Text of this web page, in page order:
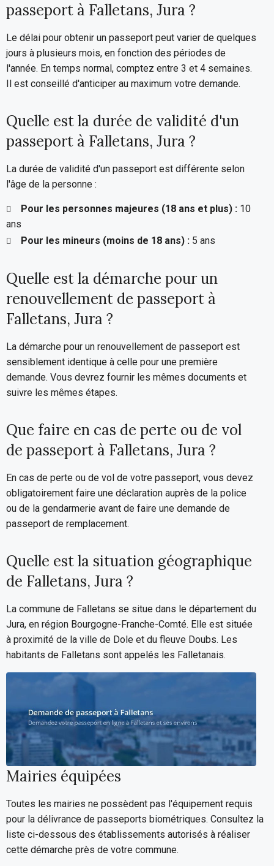
passeport à Falletans, Jura ?
Le délai pour obtenir un passeport peut varier de quelques
jours à plusieurs mois, en fonction des périodes de
l'année. En temps normal, comptez entre 3 et 4 semaines.
Il est conseillé d'anticiper au maximum votre demande.
Quelle est la durée de validité d'un
passeport à Falletans, Jura ?
La durée de validité d'un passeport est différente selon
l'âge de la personne :
Pour les personnes majeures (18 ans et plus) : 10
ans
Pour les mineurs (moins de 18 ans) : 5 ans
Quelle est la démarche pour un
renouvellement de passeport à
Falletans, Jura ?
La démarche pour un renouvellement de passeport est
sensiblement identique à celle pour une première
demande. Vous devrez fournir les mêmes documents et
suivre les mêmes étapes.
Que faire en cas de perte ou de vol
de passeport à Falletans, Jura ?
En cas de perte ou de vol de votre passeport, vous devez
obligatoirement faire une déclaration auprès de la police
ou de la gendarmerie avant de faire une demande de
passeport de remplacement.
Quelle est la situation géographique
de Falletans, Jura ?
La commune de Falletans se situe dans le département du
Jura, en région Bourgogne-Franche-Comté. Elle est située
à proximité de la ville de Dole et du fleuve Doubs. Les
habitants de Falletans sont appelés les Falletanais.
Mairies équipées
Toutes les mairies ne possèdent pas l'équipement requis
pour la délivrance de passeports biométriques. Consultez la
liste ci-dessous des établissements autorisés à réaliser
cette démarche près de votre commune.